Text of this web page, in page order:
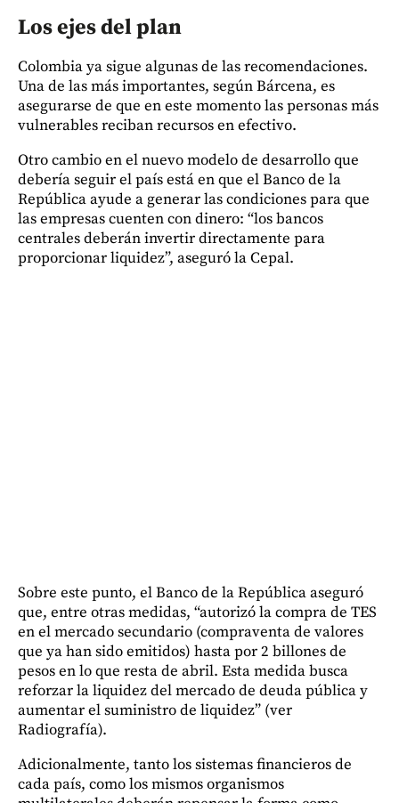
Los ejes del plan
Colombia ya sigue algunas de las recomendaciones.
Una de las más importantes, según Bárcena, es
asegurarse de que en este momento las personas más
vulnerables reciban recursos en efectivo.
Otro cambio en el nuevo modelo de desarrollo que
debería seguir el país está en que el Banco de la
República ayude a generar las condiciones para que
las empresas cuenten con dinero: “los bancos
centrales deberán invertir directamente para
proporcionar liquidez”, aseguró la Cepal.
Sobre este punto, el Banco de la República aseguró
que, entre otras medidas, “autorizó la compra de TES
en el mercado secundario (compraventa de valores
que ya han sido emitidos) hasta por 2 billones de
pesos en lo que resta de abril. Esta medida busca
reforzar la liquidez del mercado de deuda pública y
aumentar el suministro de liquidez” (ver
Radiografía).
Adicionalmente, tanto los sistemas financieros de
cada país, como los mismos organismos